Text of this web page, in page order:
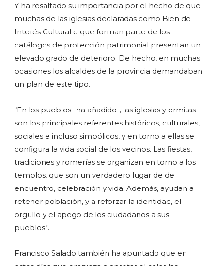
Y ha resaltado su importancia por el hecho de que
muchas de las iglesias declaradas como Bien de
Interés Cultural o que forman parte de los
catálogos de protección patrimonial presentan un
elevado grado de deterioro. De hecho, en muchas
ocasiones los alcaldes de la provincia demandaban
un plan de este tipo.
“En los pueblos -ha añadido-, las iglesias y ermitas
son los principales referentes históricos, culturales,
sociales e incluso simbólicos, y en torno a ellas se
configura la vida social de los vecinos. Las fiestas,
tradiciones y romerías se organizan en torno a los
templos, que son un verdadero lugar de de
encuentro, celebración y vida. Además, ayudan a
retener población, y a reforzar la identidad, el
orgullo y el apego de los ciudadanos a sus
pueblos”.
Francisco Salado también ha apuntado que en